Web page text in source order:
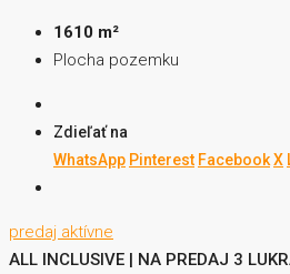
1610 m²
Plocha pozemku
Zdieľať na
WhatsApp Pinterest FacebookX
predaj aktívne
ALL INCLUSIVE | NA PREDAJ 3